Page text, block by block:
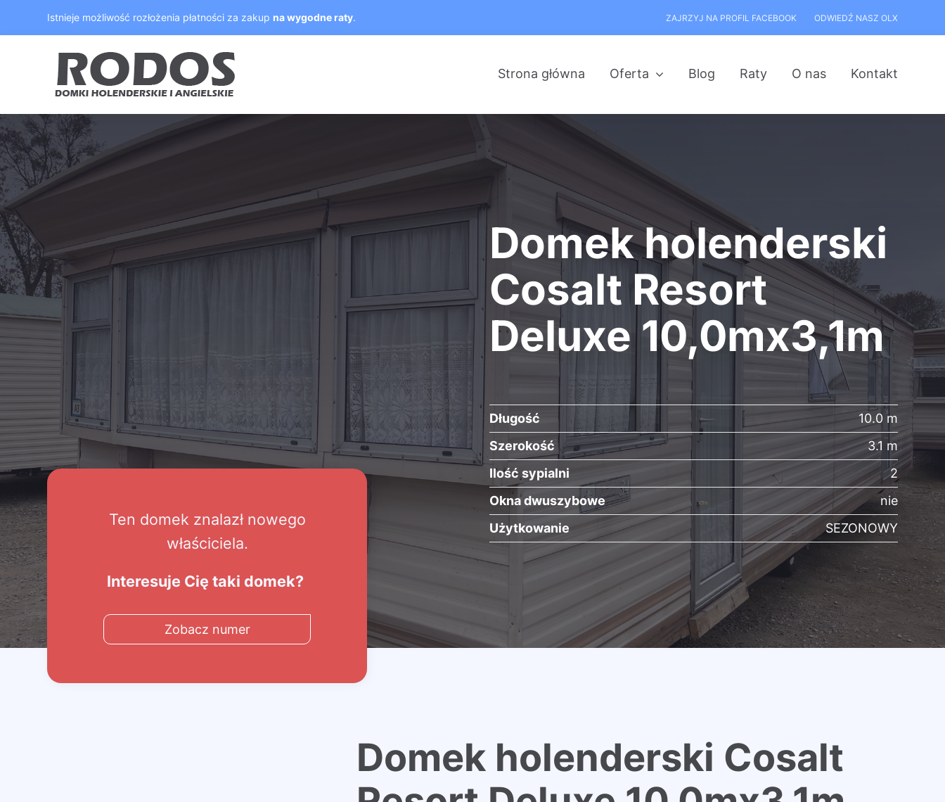
Istnieje możliwość rozłożenia płatności za zakupna wygodne raty. ZAJRZYJ NA PROFIL FACEBOOK ODWIEDŹ NASZ OLX
Strona główna Oferta Blog Raty O nas Kontakt
Ten domek znalazł nowego
właściciela.
Interesuje Cię taki domek?
Zobacz numer
Domek holenderski
Cosalt Resort
Deluxe 10,0mx3,1m
Długość
10.0 m
Szerokość
3.1 m
Ilość sypialni
2
Okna dwuszybowe
nie
Użytkowanie
SEZONOWY
Domek holenderski Cosalt